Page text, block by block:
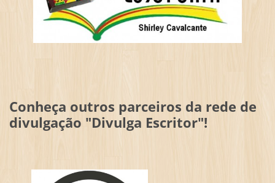
Conheça outros parceiros da rede de
divulgação "Divulga Escritor"!